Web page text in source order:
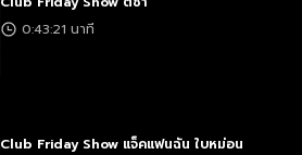
0:43:21 นาที
Club Friday Show แจ็คแฟนฉัน ใบหม่อน